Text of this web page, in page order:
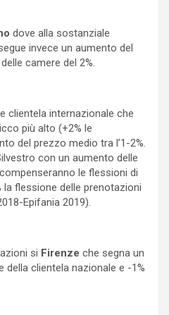
dove alla sostanziale
invece un aumento del
camere del 2%.
clientela internazionale che
più alto (+2% le
del prezzo medio tra l’1-2%.
con un aumento delle
le flessioni di
la flessione delle prenotazioni
Epifania 2019).
si Firenze che segna un
della clientela nazionale e -1%